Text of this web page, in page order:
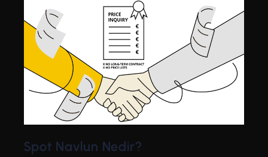
Spot Navlun Nedir?